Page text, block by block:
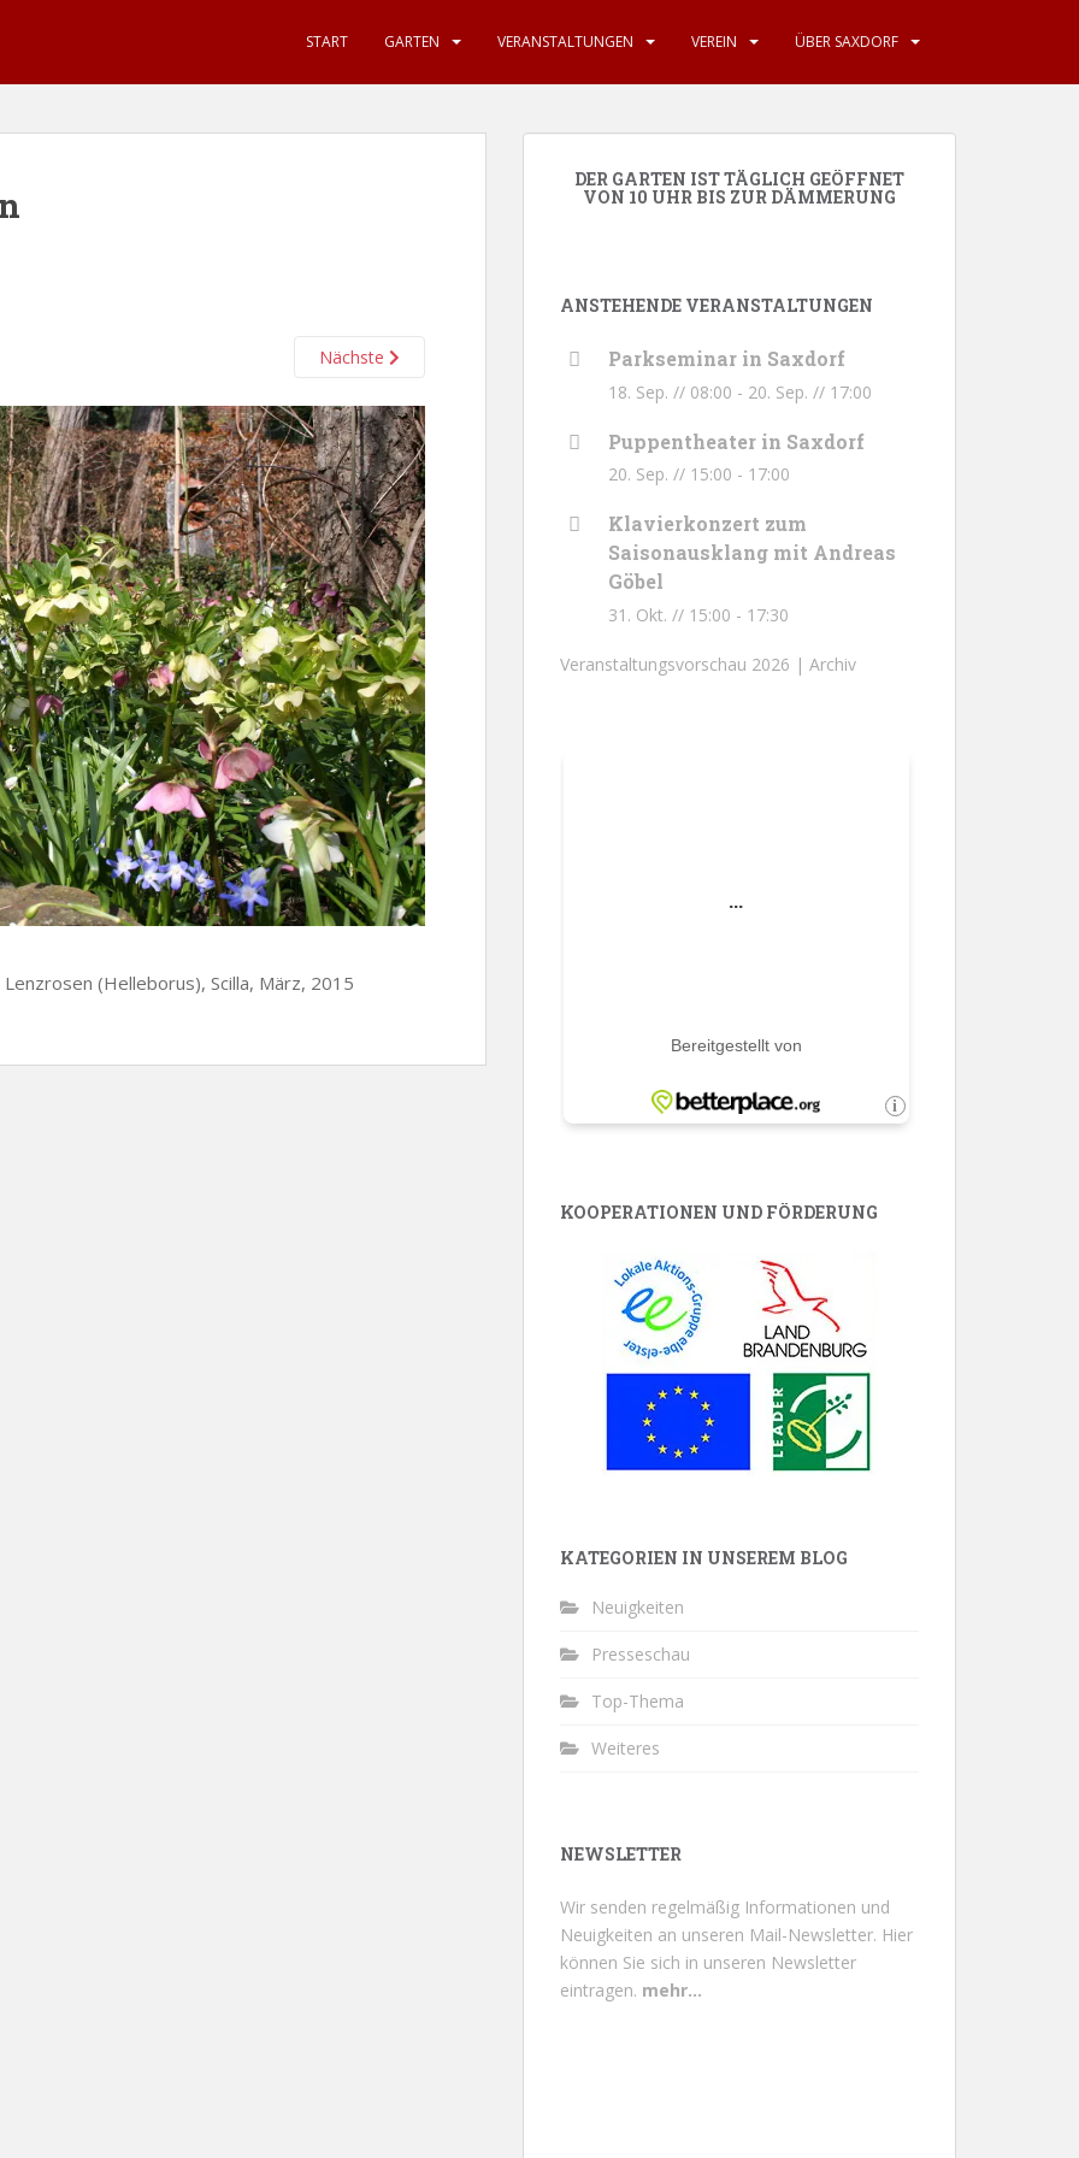
START GARTEN VERANSTALTUNGEN VEREIN ÜBER SAXDORF
Nächste
(Helleborus), Scilla, März, 2015
DER GARTEN IST TÄGLICH GEÖFFNET
VON 10 UHR BIS ZUR DÄMMERUNG
ANSTEHENDE VERANSTALTUNGEN
Parkseminar in Saxdorf
18. Sep. // 08:00 - 20. Sep. // 17:00
Puppentheater in Saxdorf
20. Sep. // 15:00 - 17:00
Klavierkonzert zum
Saisonausklang mit Andreas
Göbel
31. Okt. // 15:00 - 17:30
Veranstaltungsvorschau 2026 | Archiv
KOOPERATIONEN UND FÖRDERUNG
KATEGORIEN IN UNSEREM BLOG
Neuigkeiten
Presseschau
Top-Thema
Weiteres
NEWSLETTER
Wir senden regelmäßig Informationen und
Neuigkeiten an unseren Mail-Newsletter. Hier
können Sie sich in unseren Newsletter
eintragen. mehr...